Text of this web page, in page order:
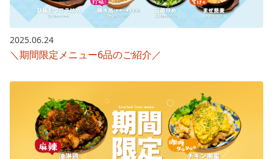
2025.06.24
＼期間限定メニュー6品のご紹介／